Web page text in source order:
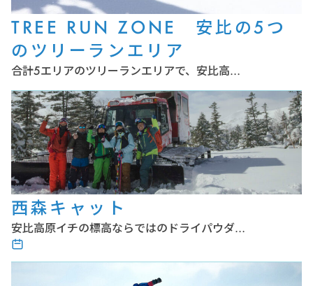
TREE RUN ZONE 安比の5つ
のツリーランエリア
合計5エリアのツリーランエリアで、安比高…
西森キャット
安比高原イチの標高ならではのドライパウダ…